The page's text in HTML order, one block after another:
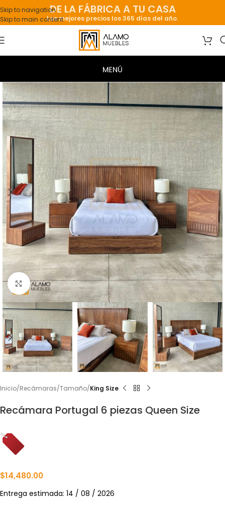
Skip to navigation
Skip to main content
DE LA FÁBRICA A TU CASA
Los mejores precios los 365 días del año.
Click to enlarge
Inicio Recámaras Tamaño King Size
Recámara Portugal 6 piezas Queen Size
$14,480.00
Entrega estimada: 14 / 08 / 2026